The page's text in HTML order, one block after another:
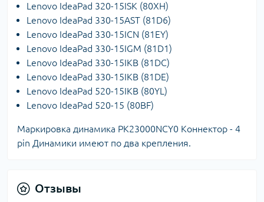
Lenovo IdeaPad 320-15ISK (80XH)
Lenovo IdeaPad 330-15AST (81D6)
Lenovo IdeaPad 330-15ICN (81EY)
Lenovo IdeaPad 330-15IGM (81D1)
Lenovo IdeaPad 330-15IKB (81DC)
Lenovo IdeaPad 330-15IKB (81DE)
Lenovo IdeaPad 520-15IKB (80YL)
Lenovo IdeaPad 520-15 (80BF)
Маркировка динамика PK23000NCY0 Коннектор - 4
pin Динамики имеют по два крепления.
Отзывы